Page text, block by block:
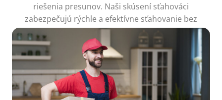
riešenia presunov. Naši skúsení sťahováci
zabezpečujú rýchle a efektívne sťahovanie bez
zbytočného stresu či poškodenia majetku.